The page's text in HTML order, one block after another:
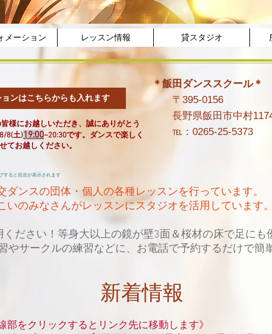
ンはこちらからも入れます
様にお越しいただき、誠にありがとう
8(土)19:00~20:30です。ダンスで楽しく
てお越しください。
＊飯田ダンススクール＊
〒395-0156
長野県飯田市中村
℡：0265-25-5373
すると目次が表示されます
ンスの団体・個人の各種レッスンを行っています。
いのみなさんがレッスンにスタジオを活用しています。
ださい！等身大以上の鏡が壁3面＆桜材の床で足にも
サークルの練習などに、お電話で予約するだけで簡
新着情報
部をクリックするとリンク先に移動します》
メーション レッスン情報 貸スタジオ